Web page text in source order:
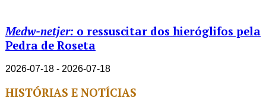
Medw-netjer: o ressuscitar dos hieróglifos pela
Pedra de Roseta
2026-07-18 - 2026-07-18
HISTÓRIAS E NOTÍCIAS